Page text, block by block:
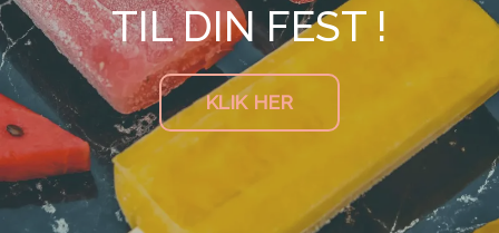
TIL DIN FEST !
KLIK HER